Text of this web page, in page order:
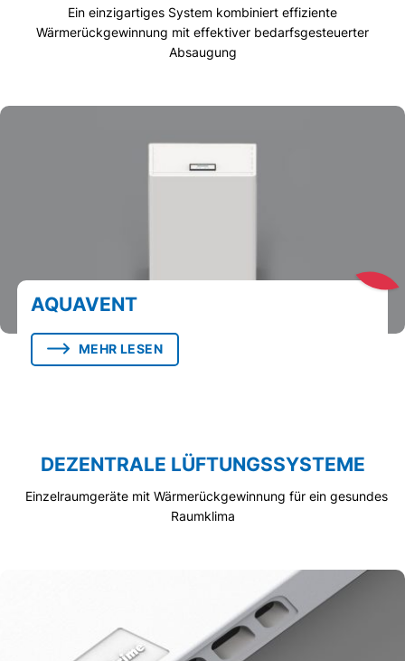
Ein einzigartiges System kombiniert effiziente
Wärmerückgewinnung mit effektiver bedarfsgesteuerter
Absaugung
AQUAVENT
MEHR LESEN
DEZENTRALE LÜFTUNGSSYSTEME
Einzelraumgeräte mit Wärmerückgewinnung für ein gesundes
Raumklima